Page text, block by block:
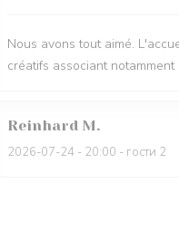
Nous avons tout aimé.
créatifs associant
Reinhard M
2026-07-24 - 20:00 - гости 2